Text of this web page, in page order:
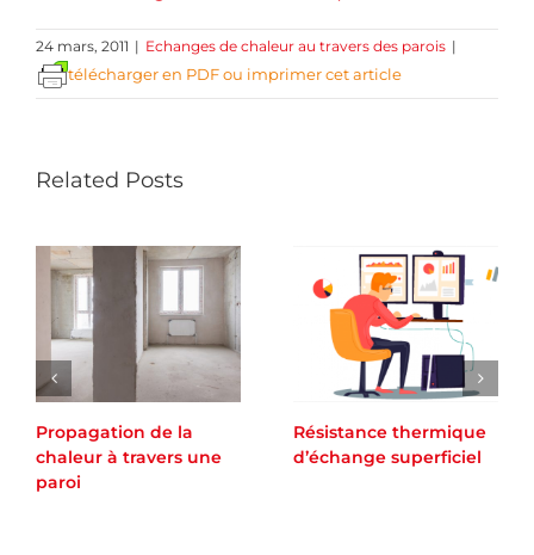
24 mars, 2011 | Echanges de chaleur au travers des parois |
télécharger en PDF ou imprimer cet article
Related Posts
Propagation de la
chaleur à travers une
paroi
Résistance thermique
d’échange superficiel